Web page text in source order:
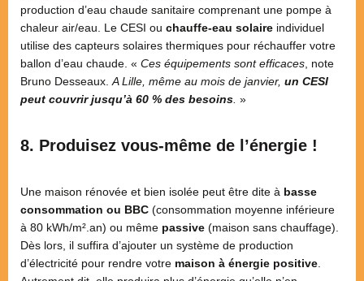
production d’eau chaude sanitaire comprenant une pompe à
chaleur air/eau. Le CESI ou chauffe-eau solaire individuel
utilise des capteurs solaires thermiques pour réchauffer votre
ballon d’eau chaude. « Ces équipements sont efficaces, note
Bruno Desseaux.A Lille, même au mois de janvier, un CESI
peut couvrir jusqu’à 60 % des besoins. »
8. Produisez vous-même de l’énergie !
Une maison rénovée et bien isolée peut être dite à basse
consommation ou BBC (consommation moyenne inférieure
à 80 kWh/m².an) ou même passive (maison sans chauffage).
Dès lors, il suffira d’ajouter un système de production
d’électricité pour rendre votre maison à énergie positive.